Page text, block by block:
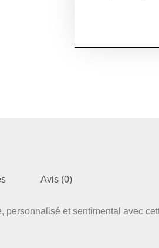
–
Noël,
Avis (0)
personnalisé et sentimental avec